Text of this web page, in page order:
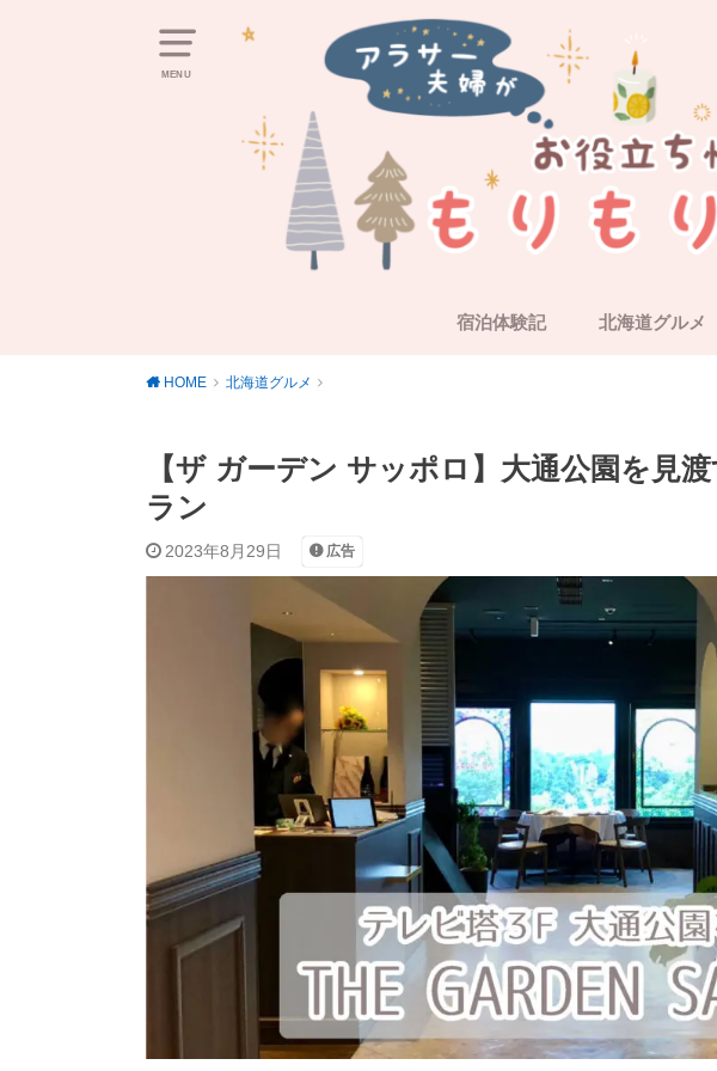
MENU
宿泊体験記 北海道グルメ
HOME 北海道グルメ
【ザ ガーデン サッポロ】大通公園を見
ラン
2023年8月29日 広告